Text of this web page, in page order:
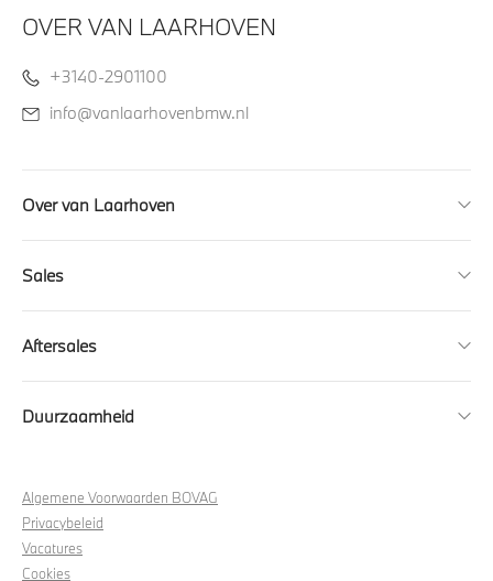
OVER VAN LAARHOVEN
+3140-2901100
info@vanlaarhovenbmw.nl
Over van Laarhoven
Sales
Aftersales
Duurzaamheid
Algemene Voorwaarden BOVAG
Privacybeleid
Vacatures
Cookies